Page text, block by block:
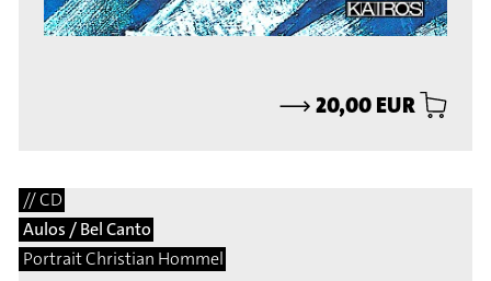
⟶20,00 EUR
// CD
Aulos / Bel Canto
Portrait Christian Hommel